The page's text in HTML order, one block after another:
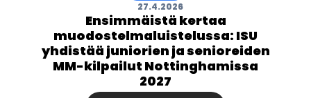
27.4.2026
Ensimmäistä kertaa
muodostelmaluistelussa: ISU
yhdistää juniorien ja senioreiden
MM-kilpailut Nottinghamissa
2027